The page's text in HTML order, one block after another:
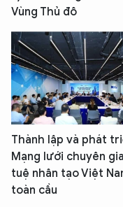
Vùng Thủ đô
Thành lập và phát
Mạng lưới chuyên
tuệ nhân tạo Việt
toàn cầu